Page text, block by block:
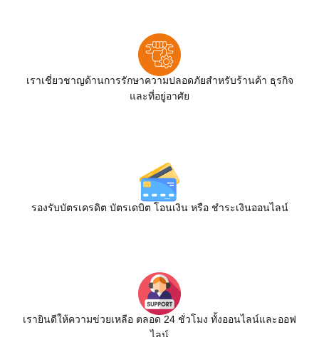
เราเชี่ยวชาญด้านการรักษาความปลอดภัยสำหรับร้านค้า ธุรกิจ
และที่อยู่อาศัย
รองรับบัตรเครดิต บัตรเดบิต โอนเงิน หรือ ชำระเงินออนไลน์
เรายินดีให้ความข่วยเหลือ ตลอด 24 ชั่วโมง ทั้งออนไลน์และออฟ